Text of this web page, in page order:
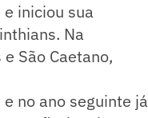
iniciou sua
Na
São Caetano,
no ano seguinte já